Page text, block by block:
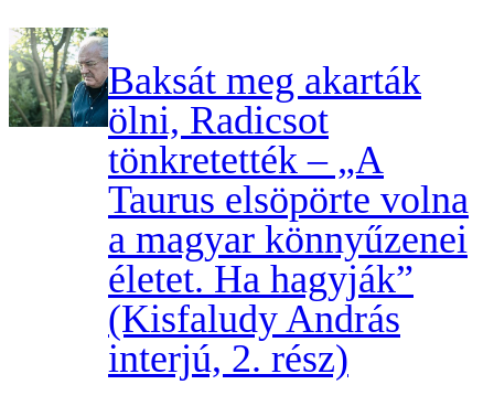
Baksát meg akarták
ölni, Radicsot
tönkretették – „A
Taurus elsöpörte volna
a magyar könnyűzenei
életet. Ha hagyják”
(Kisfaludy András
interjú, 2. rész)